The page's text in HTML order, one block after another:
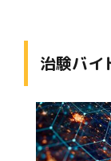
治験バイ